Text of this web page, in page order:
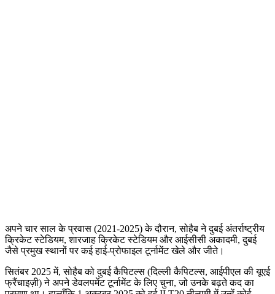
अपने चार साल के प्रवास (2021-2025) के दौरान, सोहैब ने दुबई अंतर्राष्ट्रीय
क्रिकेट स्टेडियम, शारजाह क्रिकेट स्टेडियम और आईसीसी अकादमी, दुबई
जैसे प्रमुख स्थानों पर कई हाई-प्रोफाइल टूर्नामेंट खेले और जीते।
सितंबर 2025 में, सोहैब को दुबई कैपिटल्स (दिल्ली कैपिटल्स, आईपीएल की यूएई
फ्रैंचाइज़ी) ने अपने डेवलपमेंट टूर्नामेंट के लिए चुना, जो उनके बढ़ते कद का